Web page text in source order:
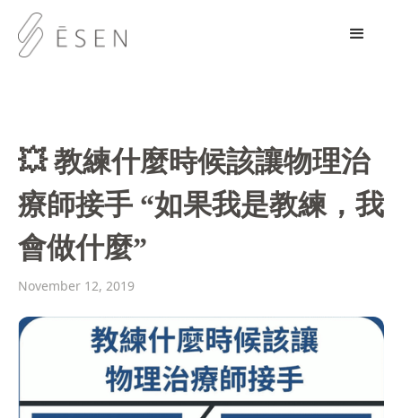
💥 教練什麼時候該讓物理治
療師接手 “如果我是教練，我
會做什麼”
November 12, 2019